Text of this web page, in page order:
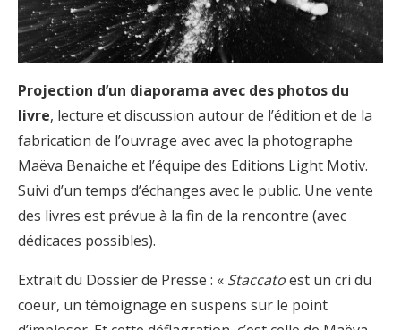
Projection d’un diaporama avec des photos du
livre, lecture et discussion autour de l’édition et de la
fabrication de l’ouvrage avec avec la photographe
Maëva Benaiche et l’équipe des Editions Light Motiv.
Suivi d’un temps d’échanges avec le public. Une vente
des livres est prévue à la fin de la rencontre (avec
dédicaces possibles).
Extrait du Dossier de Presse : « Staccatoest un cri du
coeur, un témoignage en suspens sur le point